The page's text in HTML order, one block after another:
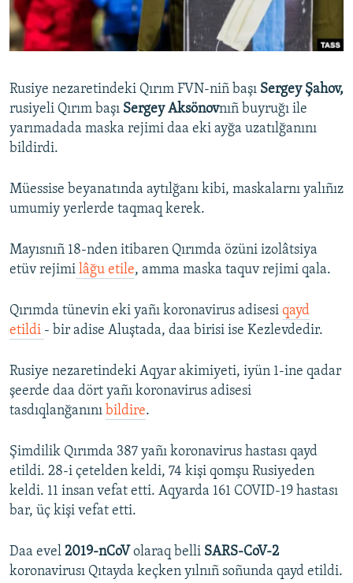
Русский
Українською
QOŞULIÑIZ!
Rusiye nezaretindeki Qırım FVN-niñ başı Sergey Şahov,
rusiyeli Qırım başı Sergey Aksönovnıñ buyruğı ile
yarımadada maska rejimi daa eki ayğa uzatılğanını
bildirdi.
Müessise beyanatında aytılğanı kibi, maskalarnı yalıñız
umumiy yerlerde taqmaq kerek.
Mayısnıñ 18-nden itibaren Qırımda özüni izolâtsiya
etüv rejimi lâğu etile, amma maska taquv rejimi qala.
Qırımda tünevin eki yañı koronavirus adisesi qayd
etildi - bir adise Aluştada, daa birisi ise Kezlevdedir.
Rusiye nezaretindeki Aqyar akimiyeti, iyün 1-ine qadar
şeerde daa dört yañı koronavirus adisesi
tasdıqlanğanını bildire.
Şimdilik Qırımda 387 yañı koronavirus hastası qayd
etildi. 28-i çetelden keldi, 74 kişi qomşu Rusiyeden
keldi. 11 insan vefat etti. Aqyarda 161 COVID-19 hastası
bar, üç kişi vefat etti.
Daa evel 2019-nCoV olaraq belli SARS-CoV-2
koronavirusı Qıtayda keçken yılnıñ soñunda qayd etildi.